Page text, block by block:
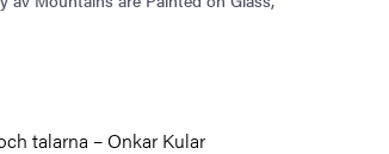
talarna – Onkar Kular